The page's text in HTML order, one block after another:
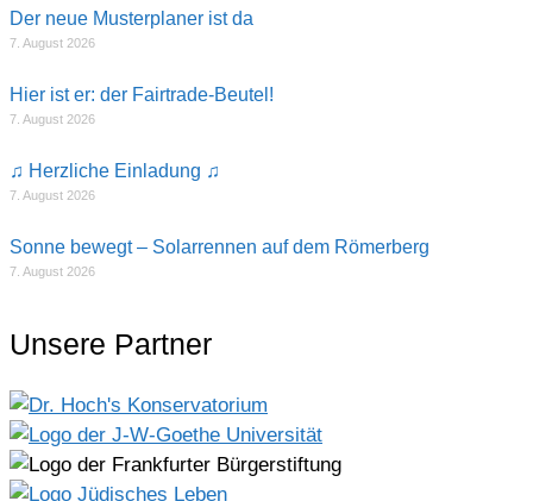
Der neue Musterplaner ist da
7. August 2026
Hier ist er: der Fairtrade-Beutel!
7. August 2026
♫ Herzliche Einladung ♫
7. August 2026
Sonne bewegt – Solarrennen auf dem Römerberg
7. August 2026
Unsere Partner